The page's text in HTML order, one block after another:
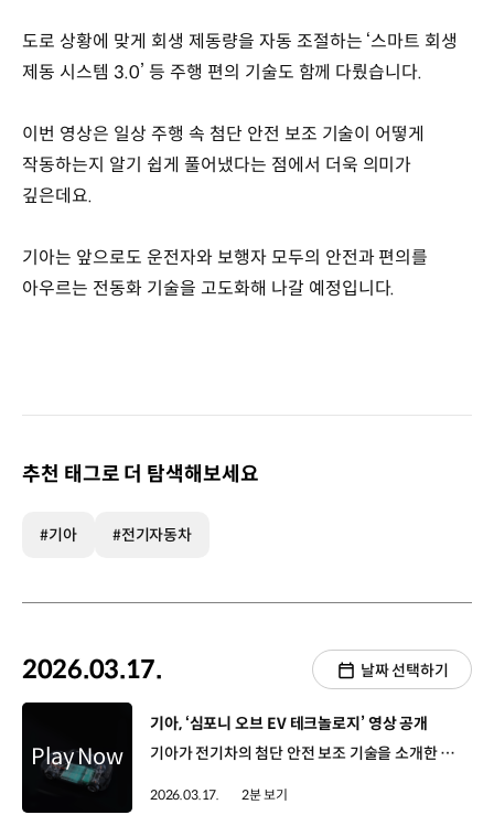
도로 상황에 맞게 회생 제동량을 자동 조절하는 ‘스마트 회생
제동 시스템 3.0’ 등 주행 편의 기술도 함께 다뤘습니다.
이번 영상은 일상 주행 속 첨단 안전 보조 기술이 어떻게
작동하는지 알기 쉽게 풀어냈다는 점에서 더욱 의미가
깊은데요.
기아는 앞으로도 운전자와 보행자 모두의 안전과 편의를
아우르는 전동화 기술을 고도화해 나갈 예정입니다.
추천 태그로 더 탐색해보세요
#기아 #전기자동차
2026.03.17. 날짜 선택하기
[동영상]
기아, ‘심포니 오브 EV 테크놀로지’ 영상 공개
기아가 전기차의 첨단 안전 보조 기술을 소개한 영상 ‘심포니 오브 EV 테크놀로지’를 공개했습니다. 영상에서는 EV3, EV4, EV5 등 기아 전용 전기차에 탑재된 기술의 메커니즘을 하나의 교향곡처럼 조화롭게 구성했는데요. 페달 오조작 사고가 빈번하게 발생하고 있는 가운데, 운전자와 보행자 모두 안심할 수 있는 주행 환경을 조성한다는 의미를 담았습니다. 영상에서는 주·정차 중 페달 오조작을 감지해 가속을 억제하는 ‘페달 오조작 안전 보조’와 주행 중 과도한 가속을 제한하는 ‘가속 제한 보조’ 등 안전 보조 기술을 소개했고 가속 페달만으로 가속과 감속, 완전 정차까지 가능한 원 페달 주행 기술 ‘아이 페달 3.0’과 도로 상황에 맞게 회생 제동량을 자동 조절하는 ‘스마트 회생 제동 시스템 3.0’ 등 주행 편의 기술도 함께 다뤘습니다. 이번 영상은 일상 주행 속 첨단 안전 보조 기술이 어떻게 작동하는지 알기 쉽게 풀어냈다는 점에서 더욱 의미가 깊은데요. 기아는 앞으로도 운전자와 보행자 모두의 안전과 편의를 아우르는 전동화 기술을 고도화해 나갈 예정입니다.
2026.03.17. 2분 보기